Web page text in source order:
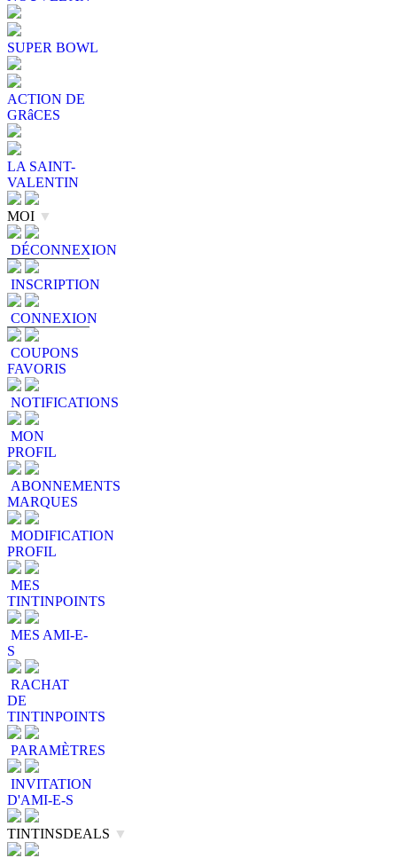
SUPER BOWL
ACTION DE
GRâCES
LA SAINT-
VALENTIN
MOI ▼
DÉCONNEXION
INSCRIPTION
CONNEXION
COUPONS
FAVORIS
NOTIFICATIONS
MON
PROFIL
ABONNEMENTS
MARQUES
MODIFICATION
PROFIL
MES
TINTINPOINTS
MES AMI-E-
S
RACHAT
DE
TINTINPOINTS
PARAMÈTRES
INVITATION
D'AMI-E-S
TINTINSDEALS ▼